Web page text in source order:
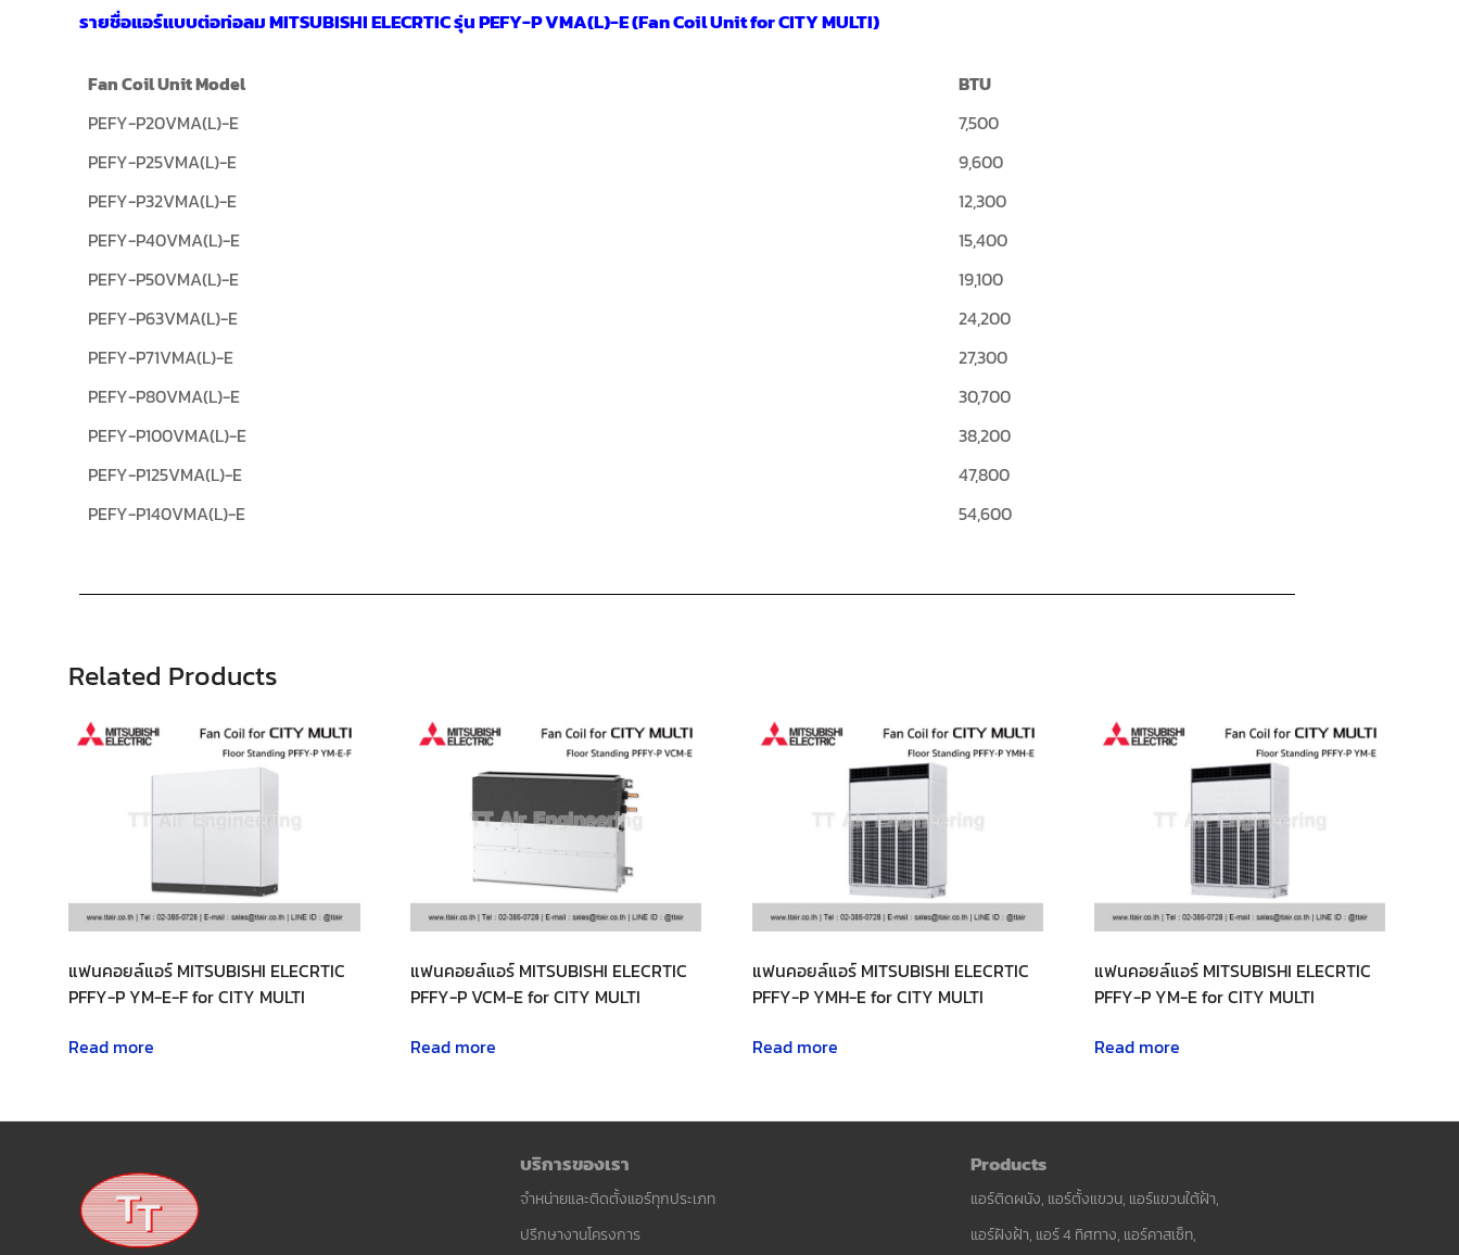
รายชื่อแอร์แบบต่อท่อลม MITSUBISHI ELECRTIC รุ่น PEFY-P VMA(L)-E (Fan Coil Unit for CITY MULTI)
Fan Coil Unit Model
BTU
PEFY-P20VMA(L)-E
7,500
PEFY-P25VMA(L)-E
9,600
PEFY-P32VMA(L)-E
12,300
PEFY-P40VMA(L)-E
15,400
PEFY-P50VMA(L)-E
19,100
PEFY-P63VMA(L)-E
24,200
PEFY-P71VMA(L)-E
27,300
PEFY-P80VMA(L)-E
30,700
PEFY-P100VMA(L)-E
38,200
PEFY-P125VMA(L)-E
47,800
PEFY-P140VMA(L)-E
54,600
Related Products
แฟนคอยล์แอร์ MITSUBISHI ELECRTIC
PFFY-P YM-E-F for CITY MULTI
Read more
แฟนคอยล์แอร์ MITSUBISHI ELECRTIC
PFFY-P VCM-E for CITY MULTI
Read more
แฟนคอยล์แอร์ MITSUBISHI ELECRTIC
PFFY-P YMH-E for CITY MULTI
Read more
แฟนคอยล์แอร์ MITSUBISHI ELECRTIC
PFFY-P YM-E for CITY MULTI
Read more
บริการของเรา
จำหน่ายและติดตั้งแอร์ทุกประเภท
ปรึกษางานโครงการ
Products
แอร์ติดผนัง, แอร์ตั้งแขวน, แอร์แขวนใต้ฝ้า,
แอร์ฝังฝ้า, แอร์ 4 ทิศทาง, แอร์คาสเซ็ท,